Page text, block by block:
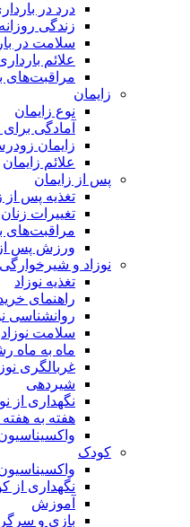
درد در
زندگی روزانه
سلامت در
علائم
مراقبت‌های
زایمان
نوع زایمان
آمادگی برای
زایمان
علائم زایمان
پس از زایمان
تغذیه پس از
تغییرات زنان
مراقبت‌های
ورزش پس از
نوزاد و شیرخوارگی
تغذیه نوزاد
راهنمای
روانشناسی
سلامت نوزاد
ماه به ماه
غربالگری
شیردهی
نگهداری از
هفته به
کودک
نگهداری از
آموزش
بازی و